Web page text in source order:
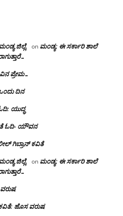
ಜಿಲ್ಲೆ. on ಮಂಡ್ಯ: ಈ ಸರ್ಕಾರಿ ಶಾಲೆ
ಪ್ರೇಮ…
ದಿನ
ಯುದ್ಧ
ಓದಿ- ಯೌವನ
ಗಿಬ್ರಾನ್ ಕವಿತೆ
ಜಿಲ್ಲೆ. on ಮಂಡ್ಯ: ಈ ಸರ್ಕಾರಿ ಶಾಲೆ
ಹೊಸ ವರುಷ